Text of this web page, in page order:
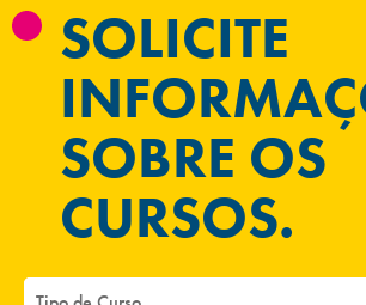
SOLICITE
SOBRE OS
CURSOS.